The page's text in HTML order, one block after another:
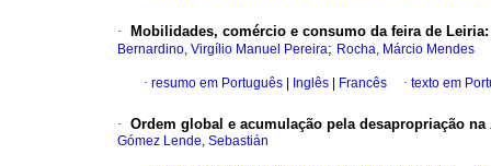
· Mobilidades, comércio e consumo da feira de Leiria
Bernardino, Virgílio Manuel Pereira; Rocha, Márcio Mendes
· resumo em Português Inglês Francês · texto em
· Ordem global e acumulação pela desapropriação na
Gómez Lende, Sebastián